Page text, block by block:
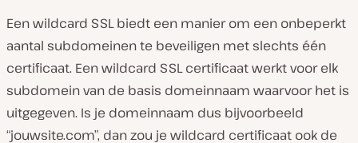
Een wildcard SSL biedt een manier om een onbeperkt
aantal subdomeinen te beveiligen met slechts één
certificaat. Een wildcard SSL certificaat werkt voor elk
subdomein van de basis domeinnaam waarvoor het is
uitgegeven. Is je domeinnaam dus bijvoorbeeld
“jouwsite.com”, dan zou je wildcard certificaat ook de